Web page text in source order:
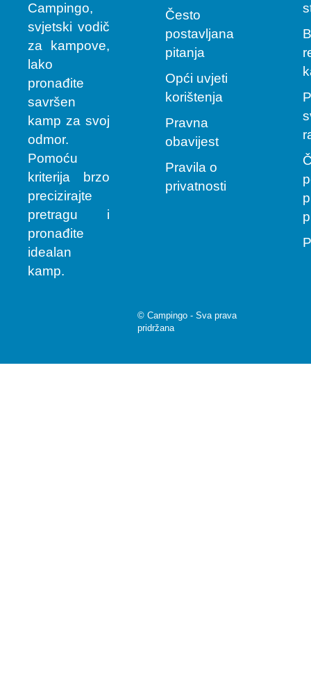
Campingo,
svjetski vodič
za kampove,
lako
pronađite
savršen
kamp za svoj
odmor.
Pomoću
kriterija brzo
precizirajte
pretragu i
pronađite
idealan
kamp.
Često
postavljana
pitanja
Opći uvjeti
korištenja
Pravna
obavijest
Pravila o
privatnosti
© Campingo - Sva prava
pridržana